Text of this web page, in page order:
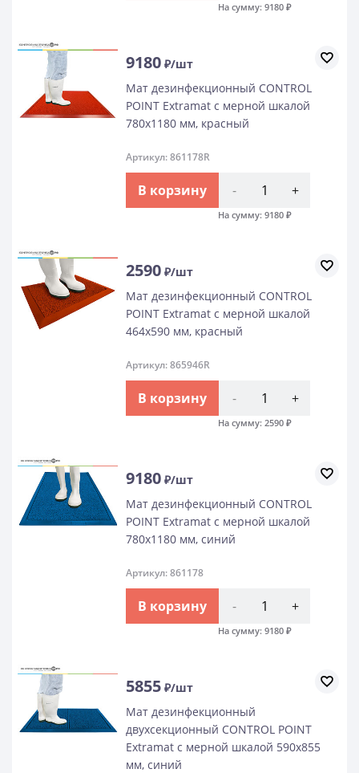
На сумму: 9180 ₽
9180 ₽/шт
Мат дезинфекционный CONTROL
POINT Extramat с мерной шкалой
780х1180 мм, красный
Артикул: 861178R
В корзину - +
На сумму: 9180 ₽
2590 ₽/шт
Мат дезинфекционный CONTROL
POINT Extramat с мерной шкалой
464х590 мм, красный
Артикул: 865946R
В корзину - +
На сумму: 2590 ₽
9180 ₽/шт
Мат дезинфекционный CONTROL
POINT Extramat с мерной шкалой
780х1180 мм, синий
Артикул: 861178
В корзину - +
На сумму: 9180 ₽
5855 ₽/шт
Мат дезинфекционный
двухсекционный CONTROL POINT
Extramat с мерной шкалой 590х855
мм, синий